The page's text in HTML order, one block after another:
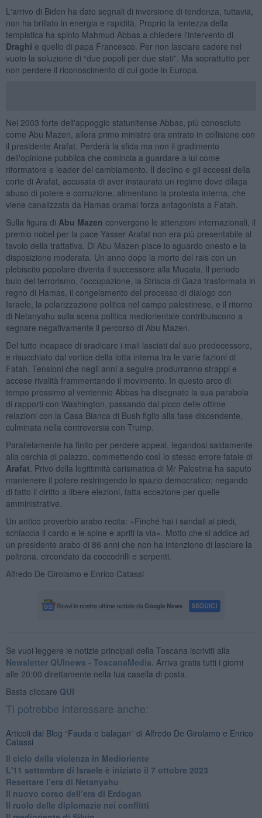
L'arrivo di Biden ha dato segnali di inversione di tendenza, tuttavia,
non ha brillato in energia e rapidità. Proprio la lentezza della
tempistica ha spinto Mahmud Abbas a chiedere l'intervento di
Draghi e quello di papa Francesco. Per non lasciare cadere nel
vuoto la soluzione di “due popoli per due stati”. Ma soprattutto per
non perdere il riconoscimento di cui gode in Europa.
Nel 2003 forte dell'appoggio statunitense Abbas, più conosciuto
come Abu Mazen, allora primo ministro era entrato in collisione con
il presidente Arafat. Perderà la sfida ma non il gradimento
dell'opinione pubblica che comincia a guardare a lui come
riformatore e leader del cambiamento. Il declino e gli eccessi della
corte di Arafat, accusata di aver instaurato un regime dove dilaga
abuso di potere e corruzione, alimentano la protesta interna, che
viene canalizzata da Hamas oramai forza antagonista a Fatah.
Sulla figura di Abu Mazen convergono le attenzioni internazionali, il
premio nobel per la pace Yasser Arafat non era più presentabile al
tavolo della trattativa. Di Abu Mazen piace lo sguardo onesto e la
disposizione moderata. Un anno dopo la morte del rais con un
plebiscito popolare diventa il successore alla Muqata. Il periodo
buio del terrorismo, l'occupazione, la Striscia di Gaza trasformata in
regno di Hamas, il congelamento del processo di dialogo con
Israele, la polarizzazione politica nel campo palestinese, e il ritorno
di Netanyahu sulla scena politica mediorientale contribuiscono a
segnare negativamente il percorso di Abu Mazen.
Del tutto incapace di sradicare i mali lasciati dal suo predecessore,
e risucchiato dal vortice della lotta interna tra le varie fazioni di
Fatah. Tensioni che negli anni a seguire produrranno strappi e
accese rivalità frammentando il movimento. In questo arco di
tempo prossimo al ventennio Abbas ha disegnato la sua parabola
di rapporti con Washington, passando dal picco delle ottime
relazioni con la Casa Bianca di Bush figlio alla fase discendente,
culminata nella controversia con Trump.
Parallelamente ha finito per perdere appeal, legandosi saldamente
alla cerchia di palazzo, commettendo così lo stesso errore fatale di
Arafat . Privo della legittimità carismatica di Mr Palestina ha saputo
mantenere il potere restringendo lo spazio democratico: negando
di fatto il diritto a libere elezioni, fatta eccezione per quelle
amministrative.
Un antico proverbio arabo recita: «Finché hai i sandali ai piedi,
schiaccia il cardo e le spine e apriti la via». Motto che si addice ad
un presidente arabo di 86 anni che non ha intenzione di lasciare la
poltrona, circondato da coccodrilli e serpenti.
Alfredo De Girolamo e Enrico Catassi
Se vuoi leggere le notizie principali della Toscana iscriviti alla
Newsletter QUInews - ToscanaMedia. Arriva gratis tutti i giorni
alle 20:00 direttamente nella tua casella di posta.
Basta cliccare QUI
Ti potrebbe interessare anche:
Articoli dal Blog “Fauda e balagan” di Alfredo De Girolamo e Enrico
Catassi
Il ciclo della violenza in Medioriente
L'11 settembre di Israele è iniziato il 7 ottobre 2023
Resettare l’era di Netanyahu
​Il nuovo corso dell’era di Erdogan
Il ruolo delle diplomazie nei conflitti